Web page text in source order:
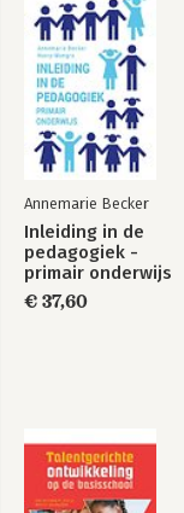
Annemarie Becker
Inleiding in de
pedagogiek -
primair onderwijs
€ 37,60